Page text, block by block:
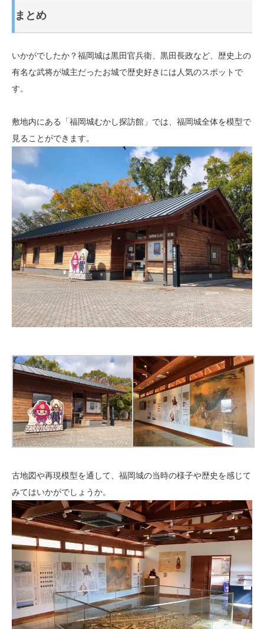
まとめ
いかがでしたか？福岡城は黒田官兵衛、黒田長政など、歴史上の
有名な武将が城主だったお城で歴史好きには人気のスポットで
す。
敷地内にある「福岡城むかし探訪館」では、福岡城全体を模型で
見ることができます。
古地図や再現模型を通して、福岡城の当時の様子や歴史を感じて
みてはいかがでしょうか。